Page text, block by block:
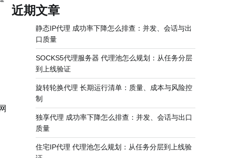
近期文章
静态IP代理 成功率下降怎么排查：并发、会话与出
口质量
SOCKS5代理服务器 代理池怎么规划：从任务分层
到上线验证
旋转轮换代理 长期运行清单：质量、成本与风险控
制
独享代理 成功率下降怎么排查：并发、会话与出口
质量
住宅IP代理 代理池怎么规划：从任务分层到上线验